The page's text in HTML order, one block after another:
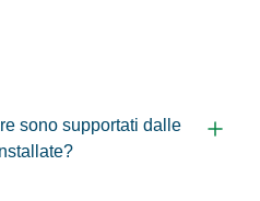
sono supportati dalle